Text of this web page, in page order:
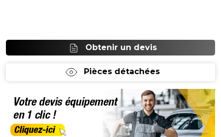
Obtenir un devis
Pièces détachées